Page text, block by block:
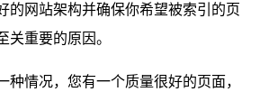
的网站架构并确保你希望被索引的页
关重要的原因。
种情况，您有一个质量很好的页面，